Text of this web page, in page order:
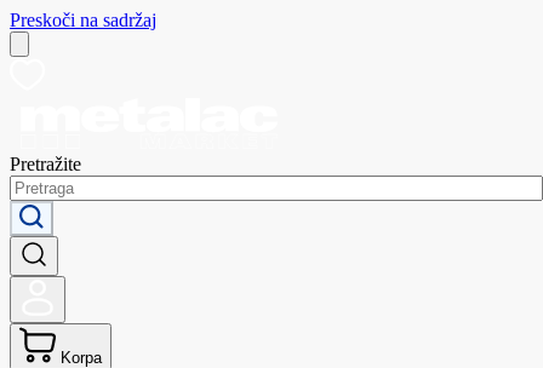
Preskoči na sadržaj
Pretražite
Korpa